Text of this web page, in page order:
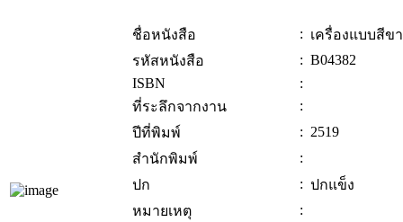
ชื่อหนังสือ : เครื่องแบบสีข
รหัสหนังสือ
: B04382
ISBN
:
ที่ระลึกจากงาน
:
ปีที่พิมพ์
: 2519
สำนักพิมพ์
:
ปก
: ปกแข็ง
หมายเหตุ
: